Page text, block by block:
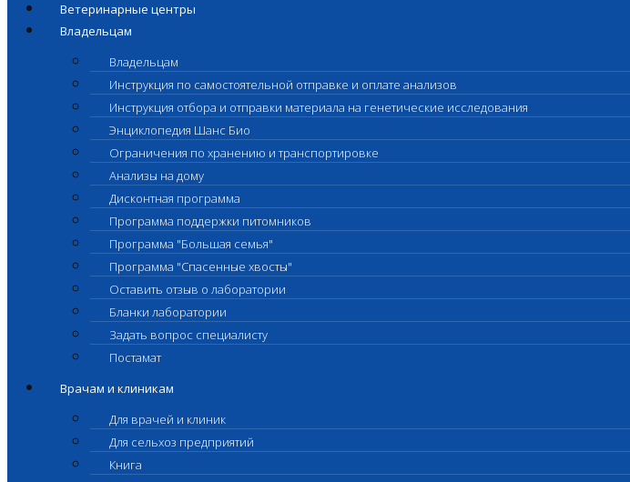
Ветеринарные центры
Владельцам
Владельцам
Инструкция по самостоятельной отправке и оплате анализов
Инструкция отбора и отправки материала на генетические исследования
Энциклопедия Шанс Био
Ограничения по хранению и транспортировке
Анализы на дому
Дисконтная программа
Программа поддержки питомников
Программа "Большая семья"
Программа "Спасенные хвосты"
Оставить отзыв о лаборатории
Бланки лаборатории
Задать вопрос специалисту
Постамат
Врачам и клиникам
Для врачей и клиник
Для сельхоз предприятий
Книга